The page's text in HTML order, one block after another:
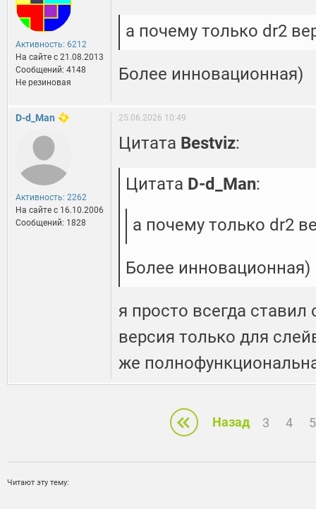
Активность: 6212
На сайте c 21.08.2013
Сообщений: 4148
Не резиновая
а почему только dr2
Более инновационная)
D-d_Man
Активность: 2262
На сайте c 16.10.2006
Сообщений: 1828
25.06.2026 10:49
Цитата Bestviz:
Цитата D-d_Man:
а почему только dr2
Более инновационная)
я просто всегда
версия только для
же
Назад 3 4 5
Читают эту тему: